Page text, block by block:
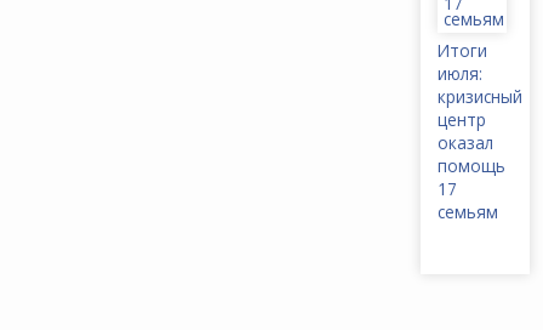
Итоги
июля:
кризисный
центр
оказал
помощь
17
семьям